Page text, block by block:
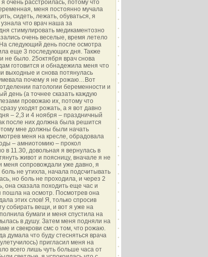
очень расстроилась, потому что
меня постоянно мучала
сидеть, лежать, обуваться, я
что врач наша за
стимулировать медикаментозно
очень веселые, время летело
следующий день после осмотра
еще 3 последующих дня. Также
не было. 25октября врач снова
готовится и обнадежила меня что
выходные и снова потянулась
почему я не рожаю…Вот
патологии беременности и
день (а точнее сказать каждую
провожаю их, потому что
уходят рожать, а я вот давно
– 2,3 и 4 ноября – праздничный
после них должна была решится
мне должны были начать
меня на кресле, обрадовала
– амниотомию – прокол
в 11.30, довольная я вернулась в
живот и поясницу, вначале я не
меня сопровождали уже давно, я
не утихла, начала подсчитывать
но боль не проходила, и через 2
она сказала походить еще час и
пошла на осмотр. Посмотрев она
этих слов! Я, только спросив
собирать вещи, и вот я уже на
бумаги и меня спустила на
в душу. Затем меня подняли на
и свекрови смс о том, что рожаю.
думала что буду стесняться врача
пригласил меня на
всего лишь чуть больше часа от